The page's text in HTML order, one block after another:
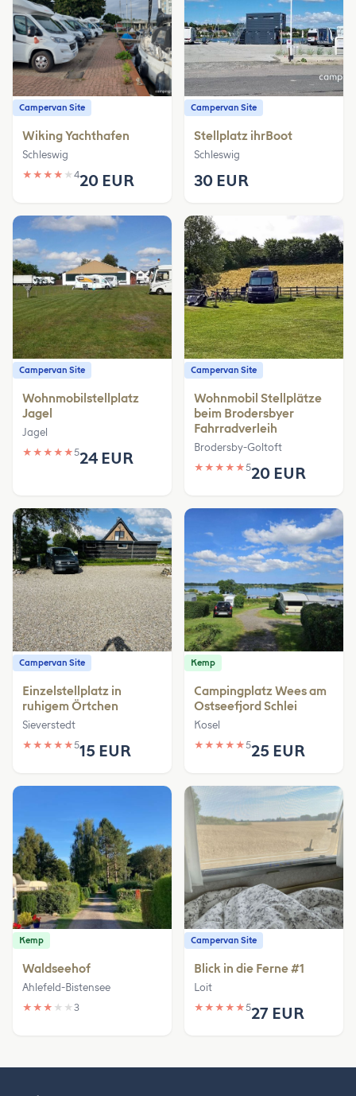
Campervan Site
Wiking Yachthafen
Schleswig
★ ★ ★ ★ ★ 420 EUR
Campervan Site
Stellplatz ihrBoot
Schleswig
30 EUR
Campervan Site
Wohnmobilstellplatz
Jagel
Jagel
★ ★ ★ ★ ★524 EUR
Campervan Site
Wohnmobil Stellplätze
beim Brodersbyer
Fahrradverleih
Brodersby-Goltoft
★ ★ ★ ★ ★520 EUR
Campervan Site
Einzelstellplatz in
ruhigem Örtchen
Sieverstedt
★ ★ ★ ★ ★515 EUR
Kemp
Campingplatz Wees am
Ostseefjord Schlei
Kosel
★ ★ ★ ★ ★525 EUR
Kemp
Waldseehof
Ahlefeld-Bistensee
★ ★ ★ ★ ★ 3
Campervan Site
Blick in die Ferne #1
Loit
★ ★ ★ ★ ★527 EUR